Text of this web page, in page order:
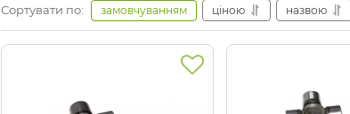
Сортувати по: замовчуванням ціною назвою